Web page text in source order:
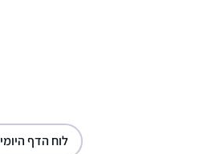
לוח הדף היומי